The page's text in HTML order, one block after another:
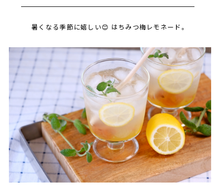
暑くなる季節に嬉しい😊 はちみつ梅レモネード。